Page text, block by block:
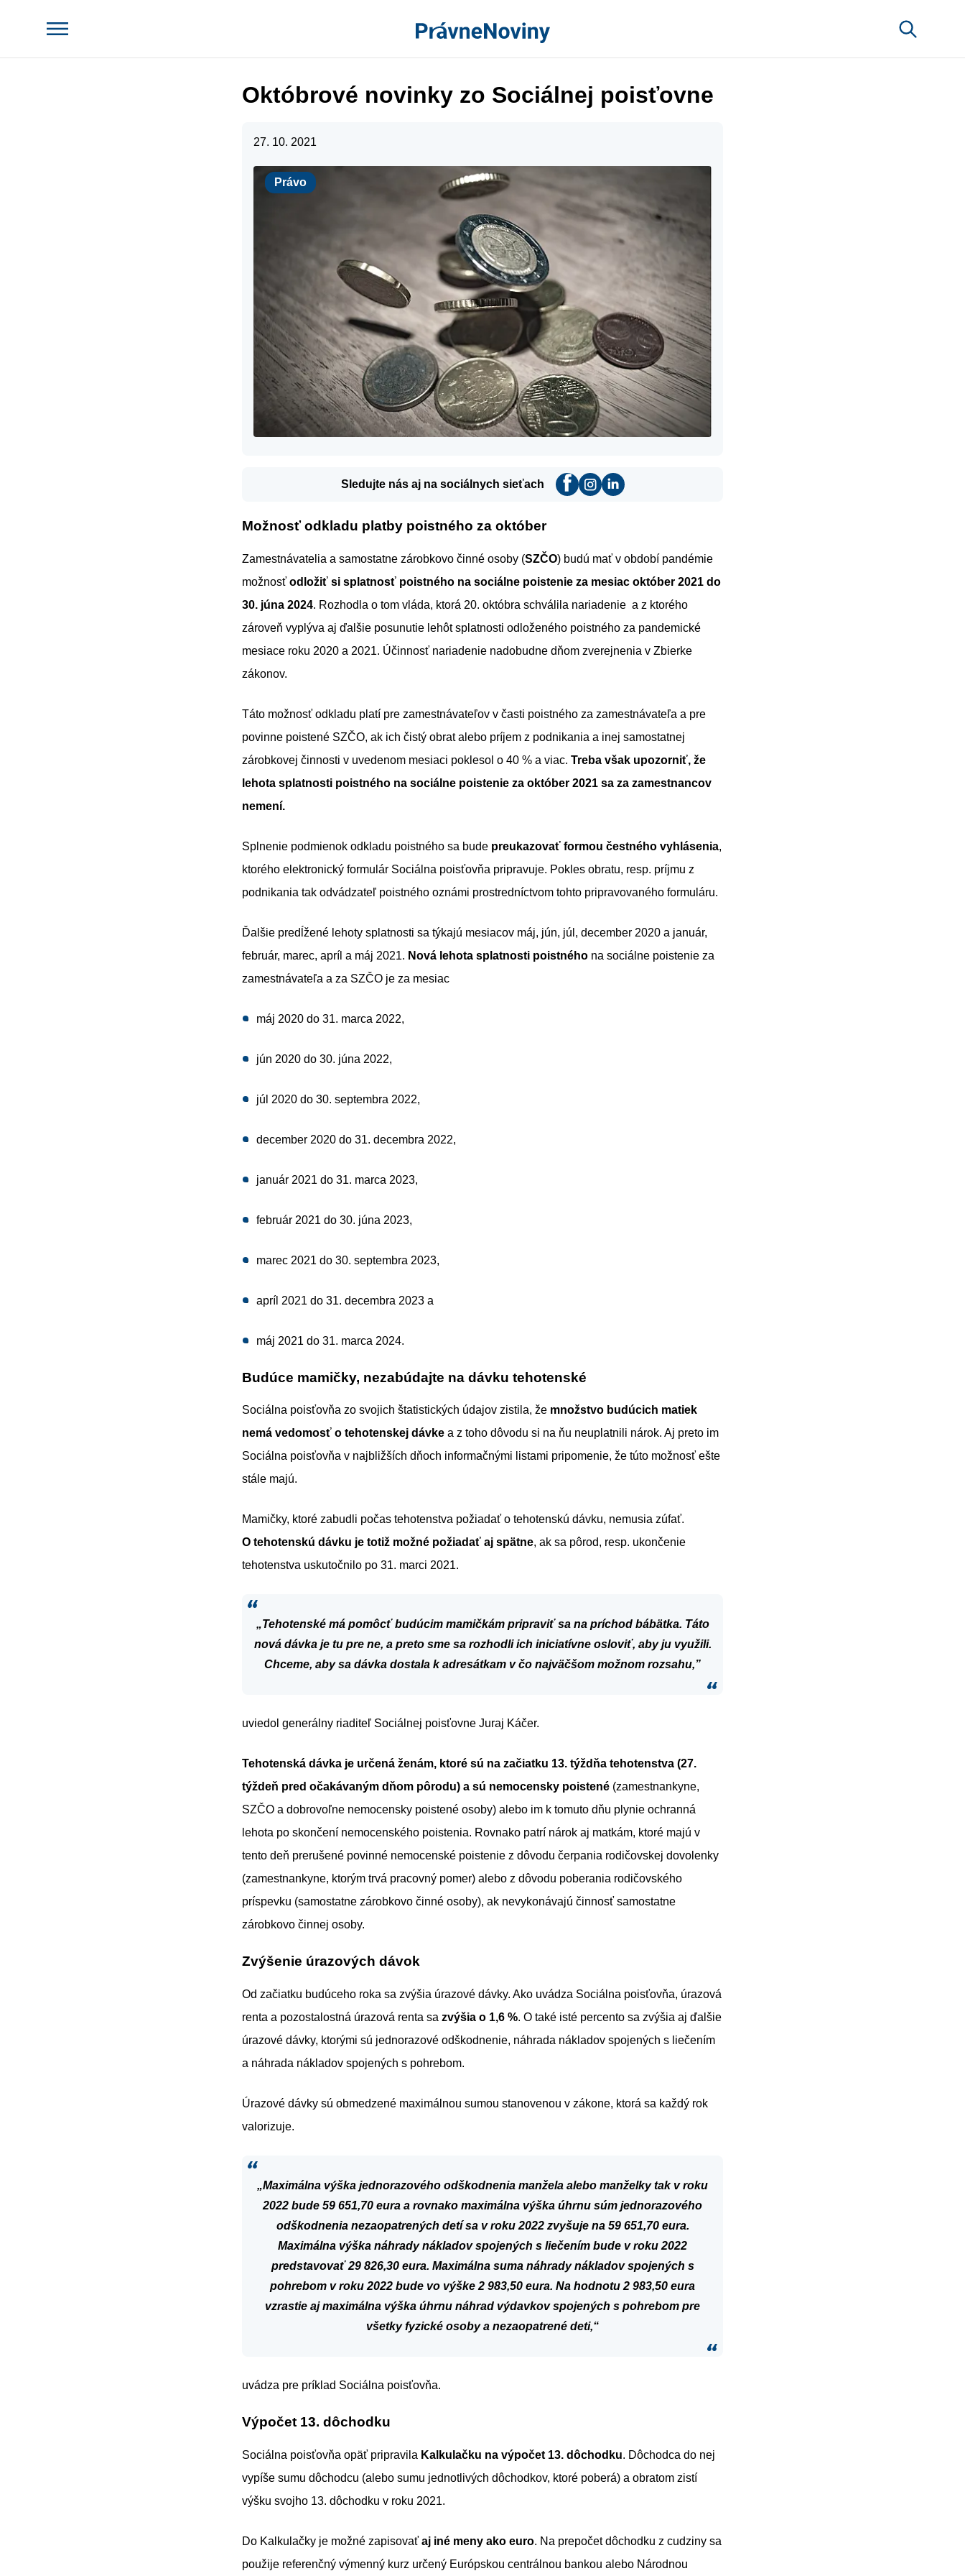
Októbrové novinky zo Sociálnej poisťovne
27. 10. 2021
Právo
Právo
Sledujte nás aj na sociálnych sieťach
Možnosť odkladu platby poistného za október
Zamestnávatelia a samostatne zárobkovo činné osoby (SZČO) budú mať v období pandémie
možnosť odložiť si splatnosť poistného na sociálne poistenie za mesiac október 2021 do
30. júna 2024. Rozhodla o tom vláda, ktorá 20. októbra schválila nariadenie a z ktorého
zároveň vyplýva aj ďalšie posunutie lehôt splatnosti odloženého poistného za pandemické
mesiace roku 2020 a 2021. Účinnosť nariadenie nadobudne dňom zverejnenia v Zbierke
zákonov.
Táto možnosť odkladu platí pre zamestnávateľov v časti poistného za zamestnávateľa a pre
povinne poistené SZČO, ak ich čistý obrat alebo príjem z podnikania a inej samostatnej
zárobkovej činnosti v uvedenom mesiaci poklesol o 40 % a viac. Treba však upozorniť, že
lehota splatnosti poistného na sociálne poistenie za október 2021 sa za zamestnancov
nemení.
Splnenie podmienok odkladu poistného sa bude preukazovať formou čestného vyhlásenia,
ktorého elektronický formulár Sociálna poisťovňa pripravuje. Pokles obratu, resp. príjmu z
podnikania tak odvádzateľ poistného oznámi prostredníctvom tohto pripravovaného formuláru.
Ďalšie predĺžené lehoty splatnosti sa týkajú mesiacov máj, jún, júl, december 2020 a január,
február, marec, apríl a máj 2021. Nová lehota splatnosti poistného na sociálne poistenie za
zamestnávateľa a za SZČO je za mesiac
máj 2020 do 31. marca 2022,
jún 2020 do 30. júna 2022,
júl 2020 do 30. septembra 2022,
december 2020 do 31. decembra 2022,
január 2021 do 31. marca 2023,
február 2021 do 30. júna 2023,
marec 2021 do 30. septembra 2023,
apríl 2021 do 31. decembra 2023 a
máj 2021 do 31. marca 2024.
Budúce mamičky, nezabúdajte na dávku tehotenské
Sociálna poisťovňa zo svojich štatistických údajov zistila, že množstvo budúcich matiek
nemá vedomosť o tehotenskej dávke a z toho dôvodu si na ňu neuplatnili nárok. Aj preto im
Sociálna poisťovňa v najbližších dňoch informačnými listami pripomenie, že túto možnosť ešte
stále majú.
Mamičky, ktoré zabudli počas tehotenstva požiadať o tehotenskú dávku, nemusia zúfať.
O tehotenskú dávku je totiž možné požiadať aj spätne, ak sa pôrod, resp. ukončenie
tehotenstva uskutočnilo po 31. marci 2021.
„Tehotenské má pomôcť budúcim mamičkám pripraviť sa na príchod bábätka. Táto
nová dávka je tu pre ne, a preto sme sa rozhodli ich iniciatívne osloviť, aby ju využili.
Chceme, aby sa dávka dostala k adresátkam v čo najväčšom možnom rozsahu,”
uviedol generálny riaditeľ Sociálnej poisťovne Juraj Káčer.
Tehotenská dávka je určená ženám, ktoré sú na začiatku 13. týždňa tehotenstva (27.
týždeň pred očakávaným dňom pôrodu) a sú nemocensky poistené (zamestnankyne,
SZČO a dobrovoľne nemocensky poistené osoby) alebo im k tomuto dňu plynie ochranná
lehota po skončení nemocenského poistenia. Rovnako patrí nárok aj matkám, ktoré majú v
tento deň prerušené povinné nemocenské poistenie z dôvodu čerpania rodičovskej dovolenky
(zamestnankyne, ktorým trvá pracovný pomer) alebo z dôvodu poberania rodičovského
príspevku (samostatne zárobkovo činné osoby), ak nevykonávajú činnosť samostatne
zárobkovo činnej osoby.
Zvýšenie úrazových dávok
Od začiatku budúceho roka sa zvýšia úrazové dávky. Ako uvádza Sociálna poisťovňa, úrazová
renta a pozostalostná úrazová renta sa zvýšia o 1,6 %. O také isté percento sa zvýšia aj ďalšie
úrazové dávky, ktorými sú jednorazové odškodnenie, náhrada nákladov spojených s liečením
a náhrada nákladov spojených s pohrebom.
Úrazové dávky sú obmedzené maximálnou sumou stanovenou v zákone, ktorá sa každý rok
valorizuje.
„Maximálna výška jednorazového odškodnenia manžela alebo manželkytak v roku
2022 bude 59 651,70 eura a rovnako maximálna výška úhrnu súm jednorazového
odškodnenia nezaopatrených detísa v roku 2022 zvyšuje na 59 651,70 eura.
Maximálna výška náhradynákladov spojených s liečením bude v roku 2022
predstavovať 29 826,30 eura. Maximálna suma náhradynákladov spojených s
pohrebom v roku 2022 bude vo výške 2 983,50 eura. Na hodnotu 2 983,50 eura
vzrastie aj maximálna výška úhrnu náhrad výdavkov spojených s pohrebom pre
všetky fyzické osoby a nezaopatrené deti,“
uvádza pre príklad Sociálna poisťovňa.
Výpočet 13. dôchodku
Sociálna poisťovňa opäť pripravila Kalkulačku na výpočet 13. dôchodku. Dôchodca do nej
vypíše sumu dôchodcu (alebo sumu jednotlivých dôchodkov, ktoré poberá) a obratom zistí
výšku svojho 13. dôchodku v roku 2021.
Do Kalkulačky je možné zapisovať aj iné meny ako euro. Na prepočet dôchodku z cudziny sa
použije referenčný výmenný kurz určený Európskou centrálnou bankou alebo Národnou